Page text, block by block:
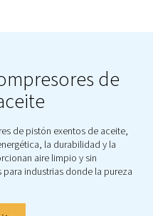
compresores de
de pistón y
para satisfacer
compresores están
para ofrecer fiabilidad,
que necesita.